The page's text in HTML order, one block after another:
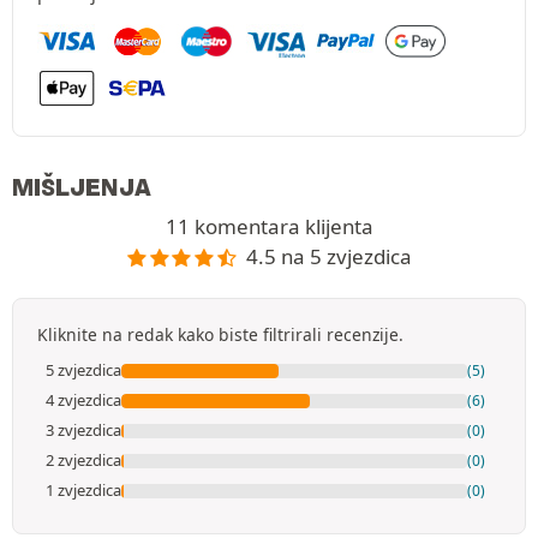
MIŠLJENJA
11 komentara klijenta
4.5 na 5 zvjezdica
Kliknite na redak kako biste filtrirali recenzije.
5 zvjezdica (5)
4 zvjezdica (6)
3 zvjezdica (0)
2 zvjezdica (0)
1 zvjezdica (0)